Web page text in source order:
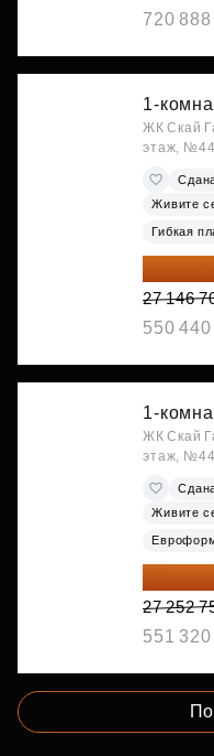
720 888
1-
ЖК Скай
этаж,
Живите
Гибкая
23 889
27 146
550 440
1-
ЖК Скай
этаж,
Живите
23 982
27 252
551 320